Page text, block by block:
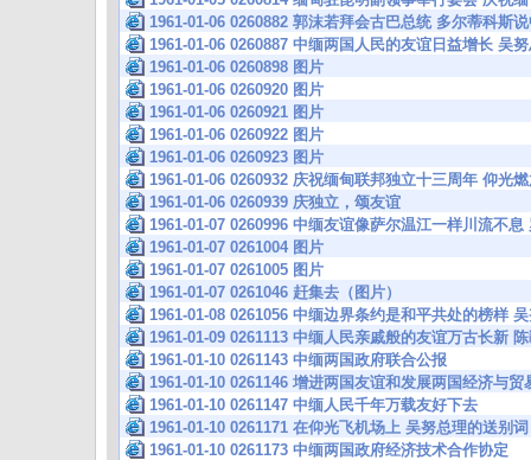
1961-01-06 0260882 郭沫若拜会古巴总统 多尔蒂科斯
1961-01-06 0260887 中缅两国人民的友谊日益增长 吴
1961-01-06 0260898 图片
1961-01-06 0260920 图片
1961-01-06 0260921 图片
1961-01-06 0260922 图片
1961-01-06 0260923 图片
1961-01-06 0260932 庆祝缅甸联邦独立十三周年 仰光
1961-01-06 0260939 庆独立，颂友谊
1961-01-07 0260996 中缅友谊像萨尔温江一样川流不
1961-01-07 0261004 图片
1961-01-07 0261005 图片
1961-01-07 0261046 赶集去（图片）
1961-01-08 0261056 中缅边界条约是和平共处的榜样
1961-01-09 0261113 中缅人民亲戚般的友谊万古长新
1961-01-10 0261143 中缅两国政府联合公报
1961-01-10 0261146 增进两国友谊和发展两国经济与
1961-01-10 0261147 中缅人民千年万载友好下去
1961-01-10 0261171 在仰光飞机场上 吴努总理的送别词
1961-01-10 0261173 中缅两国政府经济技术合作协定